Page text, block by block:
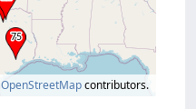
OpenStreetMapcontributors.